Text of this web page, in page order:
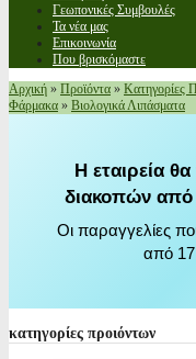
Γεωπονικές Συμβουλές
Τα νέα μας
Επικοινωνία
Που βρισκόμαστε
Αρχική » Προϊόντα » Κατηγορίες
Φάρμακα » Βιολογικά Λιπάσματα
Η εταιρεία
διακοπών από
Οι παραγγελίες
από 17
κατηγορίες προιόντων